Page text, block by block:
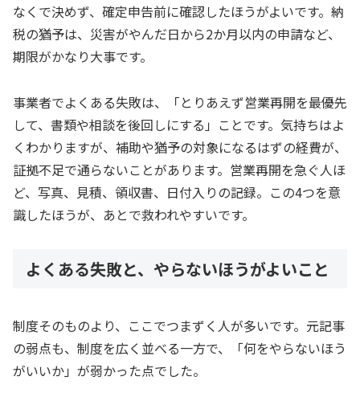
なくで決めず、確定申告前に確認したほうがよいです。納
税の猶予は、災害がやんだ日から2か月以内の申請など、
期限がかなり大事です。
事業者でよくある失敗は、「とりあえず営業再開を最優先
して、書類や相談を後回しにする」ことです。気持ちはよ
くわかりますが、補助や猶予の対象になるはずの経費が、
証拠不足で通らないことがあります。営業再開を急ぐ人ほ
ど、写真、見積、領収書、日付入りの記録。この4つを意
識したほうが、あとで救われやすいです。
よくある失敗と、やらないほうがよいこと
制度そのものより、ここでつまずく人が多いです。元記事
の弱点も、制度を広く並べる一方で、「何をやらないほう
がいいか」が弱かった点でした。